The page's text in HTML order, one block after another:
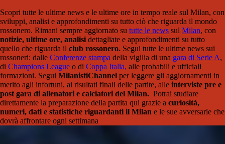
Scopri tutte le ultime news e le ultime ore in tempo reale sul Milan, con
sviluppi, analisi e approfondimenti su tutto ciò che riguarda il mondo
rossonero. Rimani sempre aggiornato su tutte le news sul Milan, con
notizie, ultime ore, analisi dettagliate e approfondimenti su tutto
quello che riguarda il club rossonero. Segui tutte le ultime news sui
rossoneri: dalle Conferenze stampa della vigilia di una gara di Serie A,
di Champions League o di Coppa Italia, alle probabili e ufficiali
formazioni. Segui MilanistiChannel per leggere gli aggiornamenti in
merito agli infortuni, ai risultati finali delle partite, alle interviste pre e
post gara di allenatori e calciatori del Milan. Potrai studiare
direttamente la preparazione della partita qui grazie a curiosità,
numeri, dati e statistiche riguardanti il Milan e le sue avversarie che
dovrà affrontare ogni settimana